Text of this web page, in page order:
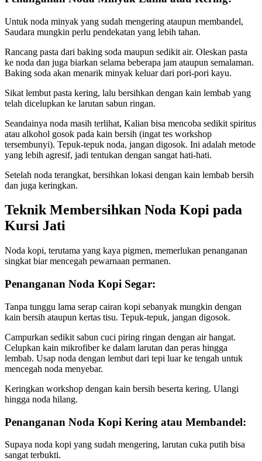
Untuk noda minyak yang sudah mengering ataupun membandel,
Saudara mungkin perlu pendekatan yang lebih tahan.
Rancang pasta dari baking soda maupun sedikit air. Oleskan pasta
ke noda dan juga biarkan selama beberapa jam ataupun semalaman.
Baking soda akan menarik minyak keluar dari pori-pori kayu.
Sikat lembut pasta kering, lalu bersihkan dengan kain lembab yang
telah dicelupkan ke larutan sabun ringan.
Seandainya noda masih terlihat, Kalian bisa mencoba sedikit spiritus
atau alkohol gosok pada kain bersih (ingat tes workshop
tersembunyi). Tepuk-tepuk noda, jangan digosok. Ini adalah metode
yang lebih agresif, jadi tentukan dengan sangat hati-hati.
Setelah noda terangkat, bersihkan lokasi dengan kain lembab bersih
dan juga keringkan.
Teknik Membersihkan Noda Kopi pada
Kursi Jati
Noda kopi, terutama yang kaya pigmen, memerlukan penanganan
singkat biar mencegah pewarnaan permanen.
Penanganan Noda Kopi Segar:
Tanpa tunggu lama serap cairan kopi sebanyak mungkin dengan
kain bersih ataupun kertas tisu. Tepuk-tepuk, jangan digosok.
Campurkan sedikit sabun cuci piring ringan dengan air hangat.
Celupkan kain mikrofiber ke dalam larutan dan peras hingga
lembab. Usap noda dengan lembut dari tepi luar ke tengah untuk
mencegah noda menyebar.
Keringkan workshop dengan kain bersih beserta kering. Ulangi
hingga noda hilang.
Penanganan Noda Kopi Kering atau Membandel:
Supaya noda kopi yang sudah mengering, larutan cuka putih bisa
sangat terbukti.